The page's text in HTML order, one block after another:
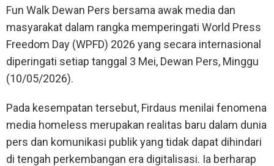
Fun Walk Dewan Pers bersama awak media dan
masyarakat dalam rangka memperingati World Press
Freedom Day (WPFD) 2026 yang secara internasional
diperingati setiap tanggal 3 Mei, Dewan Pers, Minggu
(10/05/2026).
Pada kesempatan tersebut, Firdaus menilai fenomena
media homeless merupakan realitas baru dalam dunia
pers dan komunikasi publik yang tidak dapat dihindari
di tengah perkembangan era digitalisasi. Ia berharap